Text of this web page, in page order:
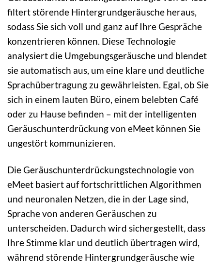
filtert störende Hintergrundgeräusche heraus,
sodass Sie sich voll und ganz auf Ihre Gespräche
konzentrieren können. Diese Technologie
analysiert die Umgebungsgeräusche und blendet
sie automatisch aus, um eine klare und deutliche
Sprachübertragung zu gewährleisten. Egal, ob Sie
sich in einem lauten Büro, einem belebten Café
oder zu Hause befinden – mit der intelligenten
Geräuschunterdrückung von eMeet können Sie
ungestört kommunizieren.
Die Geräuschunterdrückungstechnologie von
eMeet basiert auf fortschrittlichen Algorithmen
und neuronalen Netzen, die in der Lage sind,
Sprache von anderen Geräuschen zu
unterscheiden. Dadurch wird sichergestellt, dass
Ihre Stimme klar und deutlich übertragen wird,
während störende Hintergrundgeräusche wie